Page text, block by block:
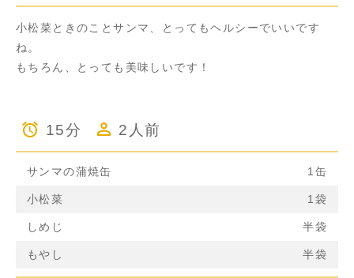
小松菜ときのことサンマ、とってもヘルシーでいいです
ね。
もちろん、とっても美味しいです！
15分 2人前
サンマの蒲焼缶 1缶
小松菜 1袋
しめじ 半袋
もやし 半袋